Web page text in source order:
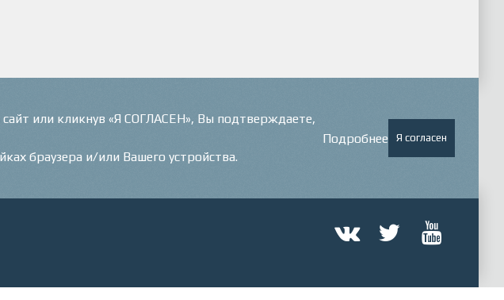
или кликнув «Я СОГЛАСЕН», Вы подтверждаете,
браузера и/или Вашего устройства.
Подробнее Я согласен